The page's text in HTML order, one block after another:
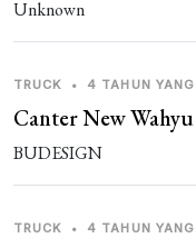
Unknown
TRUCK • 4 TAHUN
Canter New
BUDESIGN
TRUCK • 4 TAHUN